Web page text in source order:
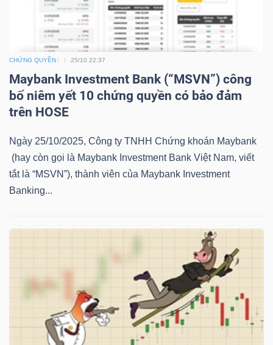
CHỨNG QUYỀN 25/10 22:37
Maybank Investment Bank (“MSVN”) công
bố niêm yết 10 chứng quyền có bảo đảm
trên HOSE
Ngày 25/10/2025, Công ty TNHH Chứng khoán Maybank
(hay còn gọi là Maybank Investment Bank Việt Nam, viết
tắt là “MSVN”), thành viên của Maybank Investment
Banking...
TIÊU
DÙNG
THIẾT